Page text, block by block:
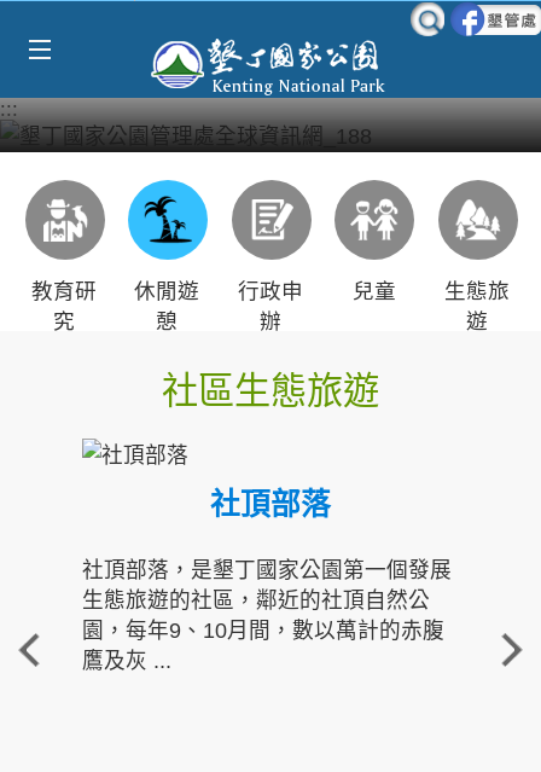
:::
教育研
究
休閒遊
憩
行政申
辦
兒童
生態旅
遊
社區生態旅遊
社頂部落
社頂部落，是墾丁國家公園第一個發展
生態旅遊的社區，鄰近的社頂自然公
園，每年9、10月間，數以萬計的赤腹
鷹及灰 ...
重
走進